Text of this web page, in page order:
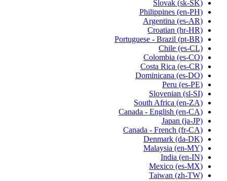
Slovak (sk-SK)
Philippines (en-PH)
Argentina (es-AR)
Croatian (hr-HR)
Portuguese - Brazil (pt-BR)
Chile (es-CL)
Colombia (es-CO)
Costa Rica (es-CR)
Dominicana (es-DO)
Peru (es-PE)
Slovenian (sl-SI)
South Africa (en-ZA)
Canada - English (en-CA)
Japan (ja-JP)
Canada - French (fr-CA)
Denmark (da-DK)
Malaysia (en-MY)
India (en-IN)
Mexico (es-MX)
Taiwan (zh-TW)